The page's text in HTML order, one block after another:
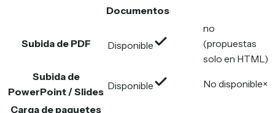
Documentos
Subida de PDF Disponible
no
(propuestas
solo en HTML)
Subida de
PowerPoint / Slides
Disponible No disponible×
Carga de paquetes